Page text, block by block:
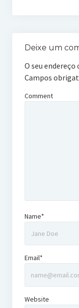
Deixe um
O seu
Campos
Comment
Name*
Email*
Website